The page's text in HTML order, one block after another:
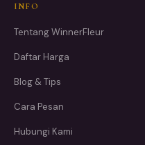
INFO
Tentang WinnerFleur
Daftar Harga
Blog & Tips
Cara Pesan
Hubungi Kami